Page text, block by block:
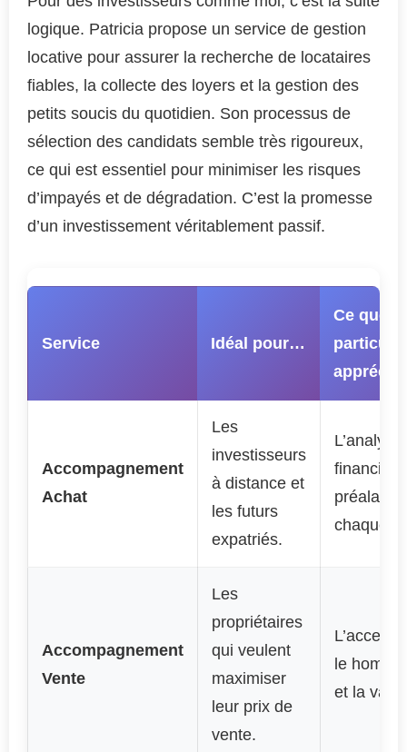
logique. Patricia propose un service de gestion
locative pour assurer la recherche de locataires
fiables, la collecte des loyers et la gestion des
petits soucis du quotidien. Son processus de
sélection des candidats semble très rigoureux,
ce qui est essentiel pour minimiser les risques
d’impayés et de dégradation. C’est la promesse
d’un investissement véritablement passif.
Service Idéal pour…
Ce que
apprécié
Accompagnement
Achat
Les
investisseurs
à distance et
les futurs
expatriés.
L’analyse
financière
préalable
chaque
Accompagnement
Vente
Les
propriétaires
qui veulent
maximiser
leur prix de
vente.
L’accent
le home
et la